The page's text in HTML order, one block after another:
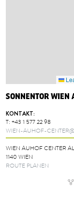
SONNENTOR WIEN
KONTAKT:
T: +43 1 577 22 98
WIEN-AUHOF-
WIEN AUHOF CENTER
1140 WIEN
ROUTE PLANEN